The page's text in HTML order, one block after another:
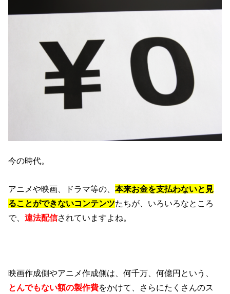
今の時代。
アニメや映画、ドラマ等の、本来お金を支払わないと見
ることができないコンテンツたちが、いろいろなところ
で、違法配信されていますよね。
映画作成側やアニメ作成側は、何千万、何億円という、
とんでもない額の製作費をかけて、さらにたくさんのス